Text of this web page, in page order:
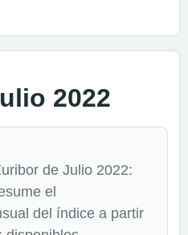
2022
de Julio 2022:
el
del índice a partir